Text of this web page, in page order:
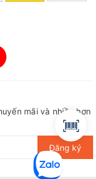
mãi và nhiều hơn
Đăng ký